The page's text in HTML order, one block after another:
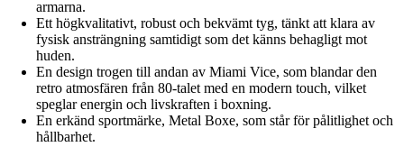
armarna.
Ett högkvalitativt, robust och bekvämt tyg, tänkt att klara av
fysisk ansträngning samtidigt som det känns behagligt mot
huden.
En design trogen till andan av Miami Vice, som blandar den
retro atmosfären från 80-talet med en modern touch, vilket
speglar energin och livskraften i boxning.
En erkänd sportmärke, Metal Boxe, som står för pålitlighet och
hållbarhet.